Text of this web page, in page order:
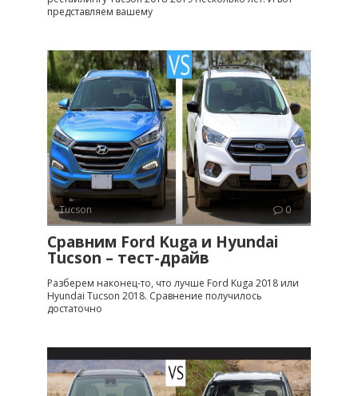
представляем вашему
Tucson 0
Сравним Ford Kuga и Hyundai
Tucson – тест-драйв
Разберем наконец-то, что лучше Ford Kuga 2018 или
Hyundai Tucson 2018. Сравнение получилось
достаточно